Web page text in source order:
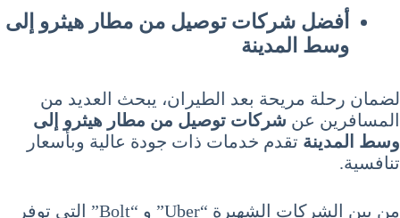
أفضل شركات توصيل من مطار هيثرو إلى
وسط المدينة
لضمان رحلة مريحة بعد الطيران، يبحث العديد من
المسافرين عن شركات توصيل من مطار هيثرو إلى
وسط المدينة تقدم خدمات ذات جودة عالية وبأسعار
تنافسية.
من بين الشركات الشهيرة “Uber” و “Bolt” التي توفر